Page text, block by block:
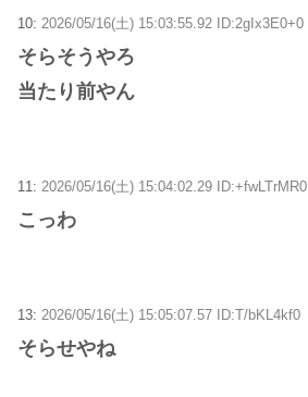
10: 2026/05/16(土) 15:03:55.92 ID:2gIx3E0+0
そらそうやろ
当たり前やん
11: 2026/05/16(土) 15:04:02.29 ID:+fwLTrMR0
こっわ
13: 2026/05/16(土) 15:05:07.57 ID:T/bKL4kf0
そらせやね